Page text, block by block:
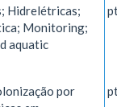
Hidrelétricas;
Monitoring;
aquatic
por